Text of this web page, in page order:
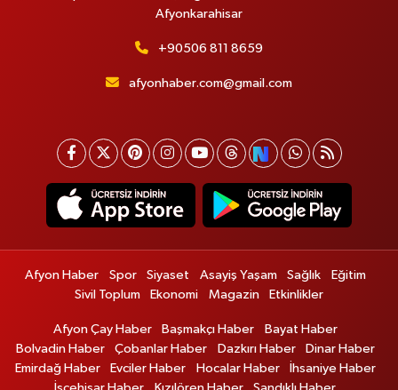
Afyonkarahisar
+90506 811 8659
afyonhaber.com@gmail.com
Afyon Haber Spor Siyaset Asayiş Yaşam Sağlık
Eğitim
Sivil Toplum
Ekonomi Magazin Etkinlikler
Afyon Çay Haber Başmakçı Haber
Bayat Haber
Bolvadin Haber
Çobanlar Haber Dazkırı Haber
Dinar Haber
Emirdağ Haber
Evciler Haber Hocalar Haber
İhsaniye Haber